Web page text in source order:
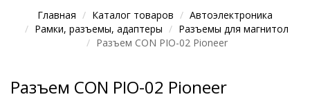
Главная Каталог товаров
Автоэлектроника
Рамки, разъемы, адаптеры
Разъемы для магнитол
Разъем CON PIO-02 Pioneer
Разъем CON PIO-02 Pioneer